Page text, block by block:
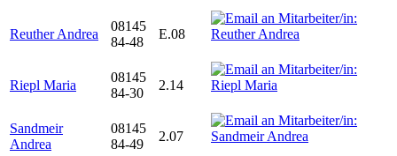
Reuther Andrea
08145
84-48
E.08
Riepl Maria
08145
84-30
2.14
Sandmeir
Andrea
08145
84-49
2.07